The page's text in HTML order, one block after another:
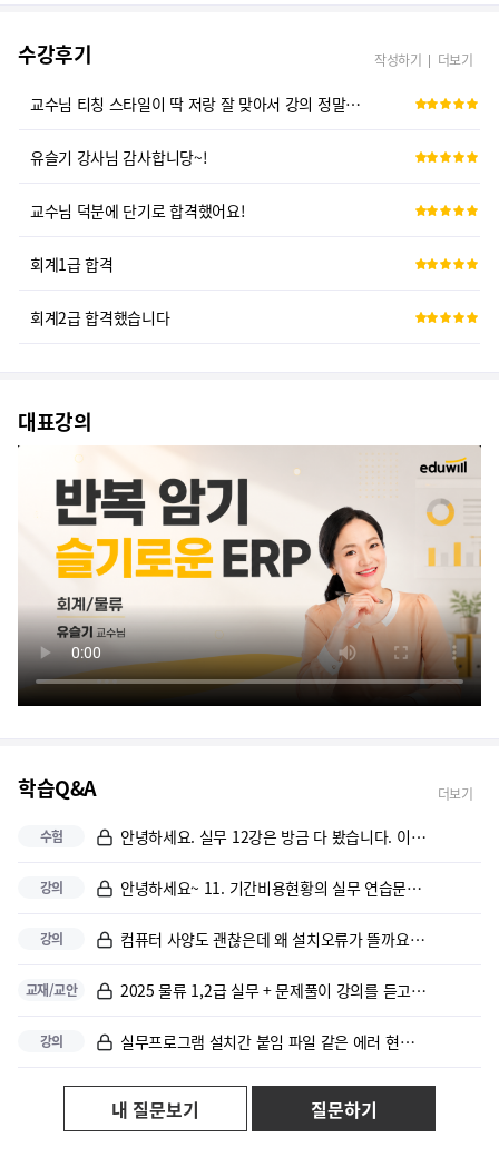
수강후기 작성하기 더보기
강사님들 감사합니다!
감사합니다.
erp정보관리사! 아자아자!
erp물류후기
erp 2급 합격!!
ERP합격후기
온라인강의 회계강사님들 중 최고이신듯!
강의가 꼼꼼해서 좋습니다.
교수님이 강의에 열의가 있고 무료강의로 전체 강의를 다 들을 수 있어서 ...
발음이 좋으셔서 귀에 쏙 들어옵니다.
대표강의
학습Q&A 더보기
수험 안녕하세요. 실무 12강은 방금 다 봤습니다. 이론은 하나도 못 봤어요;...
강의 안녕하세요~ 11. 기간비용현황의 실무 연습문제에서 '조회기간비용...
강의 컴퓨터 사양도 괜찮은데 왜 설치오류가 뜰까요 사진확인 부탁드립니다.
교재/교안 2025 물류 1,2급 실무 + 문제풀이 강의를 듣고 있습니다 교수님은 ...
강의 실무프로그램 설치간 붙임 파일 같은 에러 현상으로 설치가 되지 않습니다....
내 질문보기 질문하기